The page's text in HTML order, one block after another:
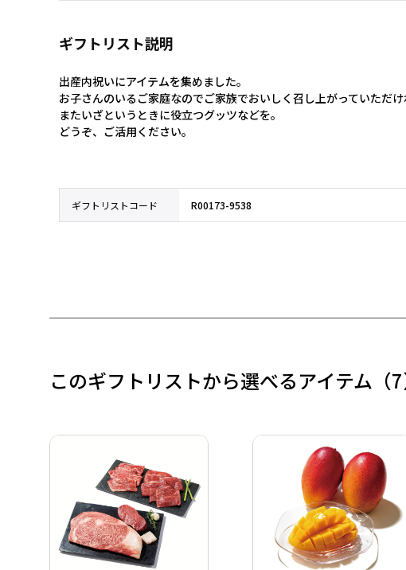
ギフトリスト説明
出産内祝いにアイテムを集めました。
お子さんのいるご家庭なのでご家族でおいしく召し上がっていただけ
またいざというときに役立つグッツなどを。
どうぞ、ご活用ください。
ギフトリストコード R00173-9538
このギフトリストから選べるアイテム （7